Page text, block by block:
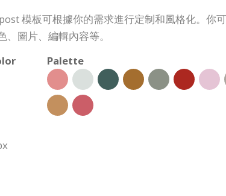
模板可根據你的需求進行定制和風格化。你
、圖片、編輯內容等。
Palette